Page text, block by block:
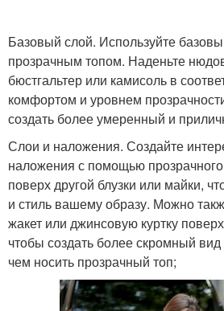
Базовый слой. Используйте
прозрачным топом. Наденьте
бюстгальтер или камисоль в
комфортом и уровнем
создать более умеренный и
Слои и наложения. Создайте
наложения с помощью
поверх другой блузки или майки,
и стиль вашему образу. Можно
жакет или джинсовую куртку
чтобы создать более скромный вид
чем носить прозрачный топ;